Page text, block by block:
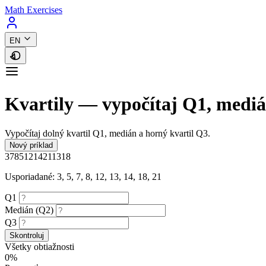
Math Exercises
EN
Kvartily — vypočítaj Q1,
Vypočítaj dolný kvartil Q1, medián a horný kvartil Q3.
Nový príklad
37851214211318
Usporiadané: 3, 5, 7, 8, 12, 13, 14, 18, 21
Q1
Medián (Q2)
Q3
Skontroluj
Všetky obtiažnosti
0%